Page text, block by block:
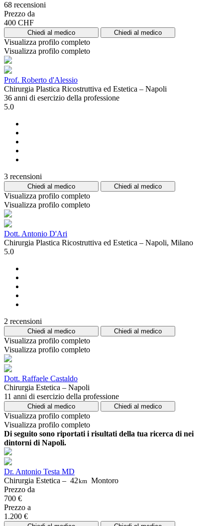
68 recensioni
Prezzo da
400 CHF
Chiedi al medico Chiedi al medico
Visualizza profilo completo
Visualizza profilo completo
Prof. Roberto d'Alessio
Chirurgia Plastica Ricostruttiva ed Estetica – Napoli
36 anni di esercizio della professione
5.0
3 recensioni
Chiedi al medico Chiedi al medico
Visualizza profilo completo
Visualizza profilo completo
Dott. Antonio D'Ari
Chirurgia Plastica Ricostruttiva ed Estetica – Napoli, Milano
5.0
2 recensioni
Chiedi al medico Chiedi al medico
Visualizza profilo completo
Visualizza profilo completo
Dott. Raffaele Castaldo
Chirurgia Estetica – Napoli
11 anni di esercizio della professione
Chiedi al medico Chiedi al medico
Visualizza profilo completo
Visualizza profilo completo
Di seguito sono riportati i risultati della tua ricerca di nei
dintorni di Napoli.
Dr. Antonio Testa MD
Chirurgia Estetica – 42km Montoro
Prezzo da
700 €
Prezzo a
1.200 €